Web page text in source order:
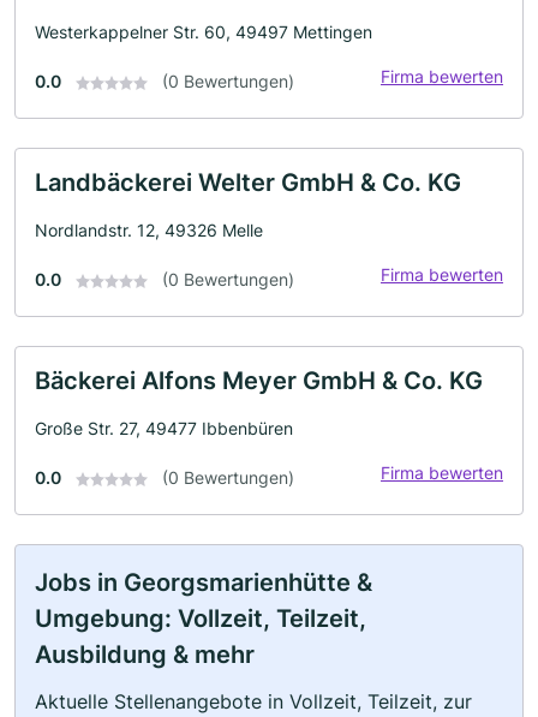
Westerkappelner Str. 60, 49497 Mettingen
0.0 (0 Bewertungen) Firma bewerten
Landbäckerei Welter GmbH & Co. KG
Nordlandstr. 12, 49326 Melle
0.0 (0 Bewertungen) Firma bewerten
Bäckerei Alfons Meyer GmbH & Co. KG
Große Str. 27, 49477 Ibbenbüren
0.0 (0 Bewertungen) Firma bewerten
Jobs in Georgsmarienhütte &
Umgebung: Vollzeit, Teilzeit,
Ausbildung & mehr
Aktuelle Stellenangebote in Vollzeit, Teilzeit, zur